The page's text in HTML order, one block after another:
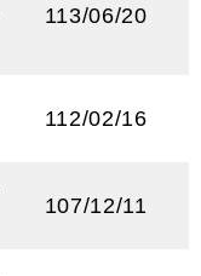
113/06/20
112/02/16
107/12/11